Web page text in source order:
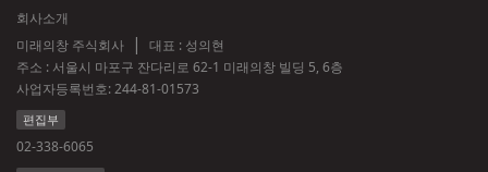
회사소개
미래의창 주식회사
대표 : 성의현
주소 : 서울시 마포구 잔다리로 62-1 미래의창 빌딩 5, 6층
사업자등록번호:244-81-01573
편집부
02-338-6065